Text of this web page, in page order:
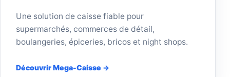
Une solution de caisse fiable pour
supermarchés, commerces de détail,
boulangeries, épiceries, bricos et night shops.
Découvrir Mega-Caisse →